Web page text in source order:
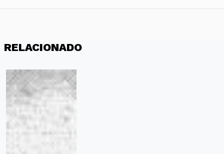
RELACIONADO